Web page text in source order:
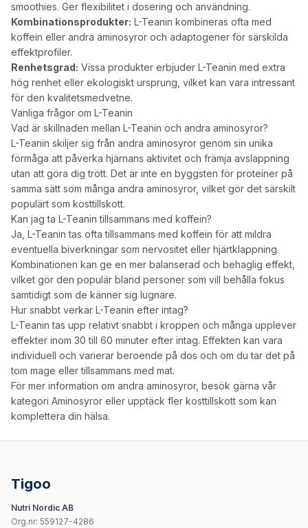
smoothies. Ger flexibilitet i dosering och användning.
Kombinationsprodukter: L-Teanin kombineras ofta med
koffein eller andra aminosyror och adaptogener för särskilda
effektprofiler.
Renhetsgrad: Vissa produkter erbjuder L-Teanin med extra
hög renhet eller ekologiskt ursprung, vilket kan vara intressant
för den kvalitetsmedvetne.
Vanliga frågor om L-Teanin
Vad är skillnaden mellan L-Teanin och andra aminosyror?
L-Teanin skiljer sig från andra aminosyror genom sin unika
förmåga att påverka hjärnans aktivitet och främja avslappning
utan att göra dig trött. Det är inte en byggsten för proteiner på
samma sätt som många andra aminosyror, vilket gör det särskilt
populärt som kosttillskott.
Kan jag ta L-Teanin tillsammans med koffein?
Ja, L-Teanin tas ofta tillsammans med koffein för att mildra
eventuella biverkningar som nervositet eller hjärtklappning.
Kombinationen kan ge en mer balanserad och behaglig effekt,
vilket gör den populär bland personer som vill behålla fokus
samtidigt som de känner sig lugnare.
Hur snabbt verkar L-Teanin efter intag?
L-Teanin tas upp relativt snabbt i kroppen och många upplever
effekter inom 30 till 60 minuter efter intag. Effekten kan vara
individuell och varierar beroende på dos och om du tar det på
tom mage eller tillsammans med mat.
För mer information om andra aminosyror, besök gärna vår
kategori Aminosyror eller upptäck fler kosttillskott som kan
komplettera din hälsa.
Tigoo
Nutri Nordic AB
Org.nr: 559127-4286